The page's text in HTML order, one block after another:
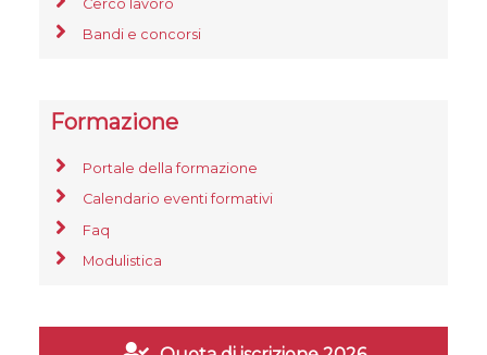
Cerco lavoro
Bandi e concorsi
Formazione
Portale della formazione
Calendario eventi formativi
Faq
Modulistica